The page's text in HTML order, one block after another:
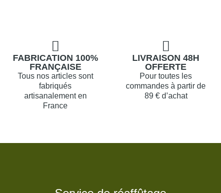
FABRICATION 100%
FRANÇAISE
Tous nos articles sont
fabriqués
artisanalement en
France
LIVRAISON 48H
OFFERTE
Pour toutes les
commandes à partir de
89 € d’achat